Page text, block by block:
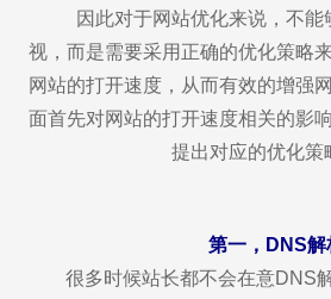
因此对于网站优化来说，不能
视，而是需要采用正确的优化策略
网站的打开速度，从而有效的增强
面首先对网站的打开速度相关的影
提出对应的优化策
第一，DNS解
很多时候站长都不会在意DNS